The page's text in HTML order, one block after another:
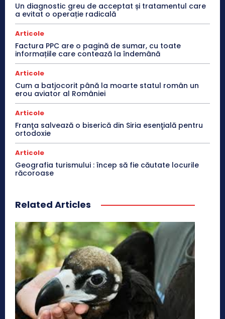
Un diagnostic greu de acceptat și tratamentul care
a evitat o operație radicală
Articole
Factura PPC are o pagină de sumar, cu toate
informațiile care contează la îndemână
Articole
Cum a batjocorit până la moarte statul român un
erou aviator al României
Articole
Franţa salvează o biserică din Siria esenţială pentru
ortodoxie
Articole
Geografia turismului : încep să fie căutate locurile
răcoroase
Related Articles